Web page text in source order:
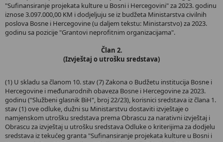
"Sufinansiranje projekata kulture u Bosni i Hercegovini" za 2023. godinu
iznose 3.097.000,00 KM i dodjeljuju se iz budžeta Ministarstva civilnih
poslova Bosne i Hercegovine (u daljem tekstu: Ministarstvo) za 2023.
godinu sa pozicije "Grantovi neprofitnim organizacijama".
Član 2.
(Izvještaj o utrošku sredstava)
(1) U skladu sa članom 10. stav (7) Zakona o Budžetu institucija Bosne i
Hercegovine i međunarodnih obaveza Bosne i Hercegovine za 2023.
godinu ("Službeni glasnik BiH", broj 22/23), korisnici sredstava iz člana 1.
stav (1) ove odluke, dužni su Ministarstvu dostaviti izvještaje o
namjenskom utrošku sredstava prema Obrascu za narativni izvještaj i
Obrascu za izvještaj u utrošku sredstava Odluke o kriterijima za dodjelu
sredstava iz tekućeg granta "Sufinansiranje projekata kulture u Bosni i